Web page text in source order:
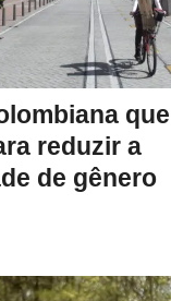
reduzir a
de gênero